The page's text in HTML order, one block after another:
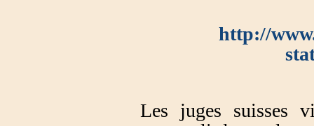
http://
Les juges suisses